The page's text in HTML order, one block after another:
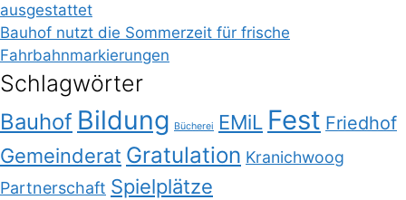
ausgestattet
Bauhof nutzt die Sommerzeit für frische
Fahrbahnmarkierungen
Schlagwörter
Bauhof Bildung Bücherei EMiL Fest Friedhof
Gemeinderat Gratulation Kranichwoog
Partnerschaft Spielplätze